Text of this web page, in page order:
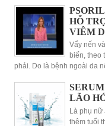
HỖ
VIÊM
Vẩy nến
biến, theo
phải. Do là bệnh ngoài da
LÃO
Là phụ
thêm tuổi